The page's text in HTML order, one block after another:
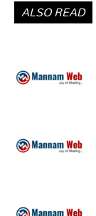
ALSO READ